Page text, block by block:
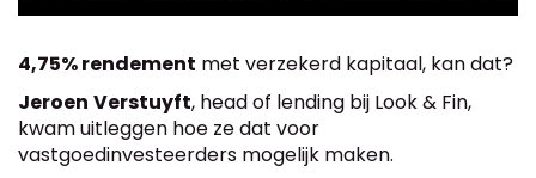
4,75% rendement met verzekerd kapitaal, kan dat?
Jeroen Verstuyft, head of lending bij Look & Fin,
kwam uitleggen hoe ze dat voor
vastgoedinvesteerders mogelijk maken.